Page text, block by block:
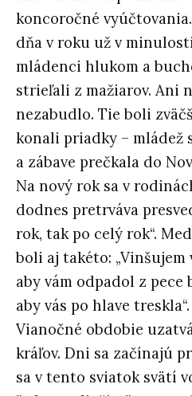
koncoročné
dňa v roku už v
mládenci hlukom a
strieľali z mažiarov. Ani
nezabudlo. Tie boli
konali priadky – mládež
a zábave prečkala do
Na nový rok sa v
dodnes pretrváva
rok, tak po celý rok“.
boli aj takéto: „Vinšujem
aby vám odpadol z pece
aby vás po hlave treskla“.
Vianočné obdobie
kráľov. Dni sa začínajú
sa v tento sviatok svätí